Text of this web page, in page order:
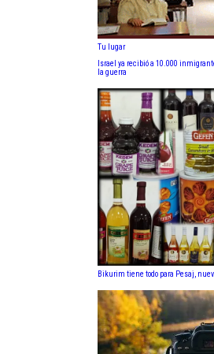
Tu lugar
Israel ya recibió a 10.000
la guerra
Bikurim tiene todo para Pesaj,